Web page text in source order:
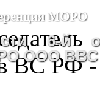
МОРО
6-й
ООО